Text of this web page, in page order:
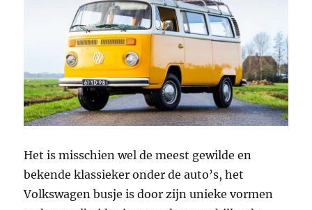
Het is misschien wel de meest gewilde en
bekende klassieker onder de auto’s, het
Volkswagen busje is door zijn unieke vormen